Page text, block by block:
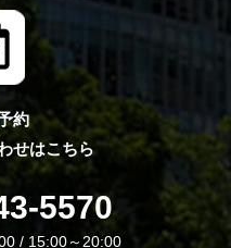
約
せはこちら
5570
/ 15:00～20:00